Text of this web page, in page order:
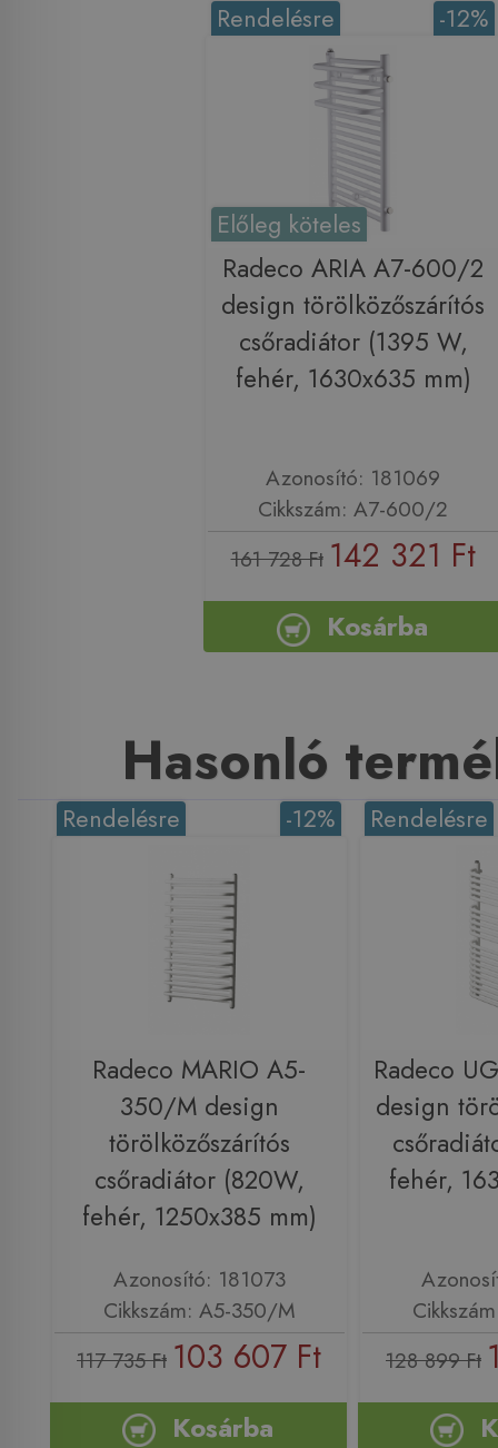
-12%
Rendelésre
Előleg köteles
Radeco ARIA A7-600/2
design törölközőszárítós
csőradiátor (1395 W,
fehér, 1630x635 mm)
Azonosító: 181069
Cikkszám: A7-600/2
161 728 Ft 142 321 Ft
Kosárba
Hasonló
-12%
Rendelésre
Radeco MARIO A5-
350/M design
törölközőszárítós
csőradiátor (820W,
fehér, 1250x385 mm)
Azonosító: 181073
Cikkszám: A5-350/M
117 735 Ft 103 607 Ft
Kosárba
Rendelésre
Radeco
design
fehér,
128 899 Ft